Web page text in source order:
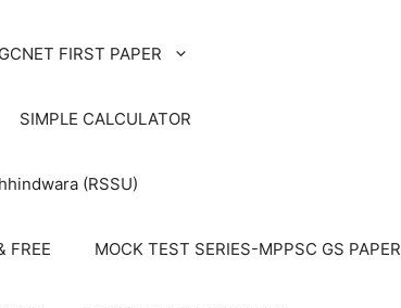
FIRST PAPER
SIMPLE CALCULATOR
(RSSU)
FREE MOCK TEST SERIES-MPPSC GS PAPER